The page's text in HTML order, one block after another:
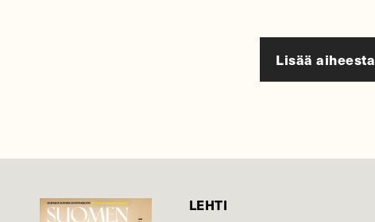
Lisää aiheesta
LEHTI